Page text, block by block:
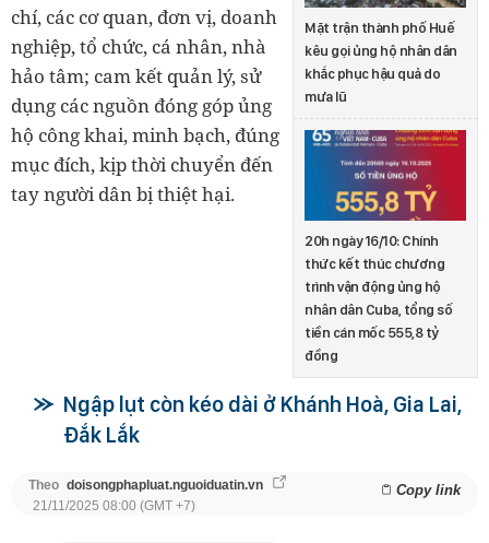
Mặt trận thành phố Huế
kêu gọi ủng hộ nhân dân
khắc phục hậu quả do
mưa lũ
20h ngày 16/10: Chính
thức kết thúc chương
trình vận động ủng hộ
nhân dân Cuba, tổng số
tiền cán mốc 555,8 tỷ
đồng
chí, các cơ quan, đơn vị, doanh
nghiệp, tổ chức, cá nhân, nhà
hảo tâm; cam kết quản lý, sử
dụng các nguồn đóng góp ủng
hộ công khai, minh bạch, đúng
mục đích, kịp thời chuyển đến
tay người dân bị thiệt hại.
Ngập lụt còn kéo dài ở Khánh Hoà, Gia Lai,
Đắk Lắk
Theo doisongphapluat.nguoiduatin.vn Copy link
21/11/2025 08:00 (GMT +7)